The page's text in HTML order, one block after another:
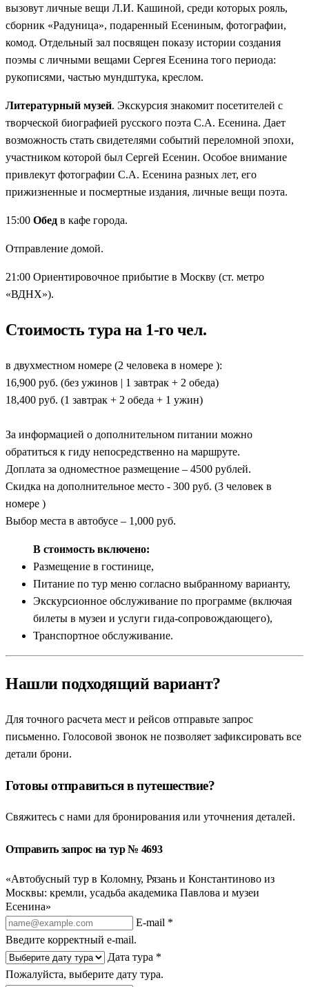
вызовут личные вещи Л.И. Кашиной, среди которых рояль,
сборник «Радуница», подаренный Есениным, фотографии,
комод. Отдельный зал посвящен показу истории создания
поэмы с личными вещами Сергея Есенина того периода:
рукописями, частью мундштука, креслом.
Литературный музей. Экскурсия знакомит посетителей с
творческой биографией русского поэта С.А. Есенина. Дает
возможность стать свидетелями событий переломной эпохи,
участником которой был Сергей Есенин. Особое внимание
привлекут фотографии С.А. Есенина разных лет, его
прижизненные и посмертные издания, личные вещи поэта.
15:00 Обед в кафе города.
Отправление домой.
21:00 Ориентировочное прибытие в Москву (ст. метро
«ВДНХ»).
Стоимость тура на 1-го чел.
в двухместном номере (2 человека в номере ):
16,900 руб. (без ужинов | 1 завтрак + 2 обеда)
18,400 руб. (1 завтрак + 2 обеда + 1 ужин)
За информацией о дополнительном питании можно
обратиться к гиду непосредственно на маршруте.
Доплата за одноместное размещение – 4500 рублей.
Скидка на дополнительное место - 300 руб. (3 человек в
номере )
Выбор места в автобусе – 1,000 руб.
В стоимость включено:
Размещение в гостинице,
Питание по тур меню согласно выбранному варианту,
Экскурсионное обслуживание по программе (включая
билеты в музеи и услуги гида-сопровождающего),
Транспортное обслуживание.
Нашли подходящий вариант?
Для точного расчета мест и рейсов отправьте запрос
письменно. Голосовой звонок не позволяет зафиксировать все
детали брони.
Готовы отправиться в путешествие?
Свяжитесь с нами для бронирования или уточнения деталей.
Отправить запрос на тур № 4693
«Автобусный тур в Коломну, Рязань и Константиново из
Москвы: кремли, усадьба академика Павлова и музеи
Есенина»
E-mail *
Введите корректный e-mail.
Дата тура *
Пожалуйста, выберите дату тура.